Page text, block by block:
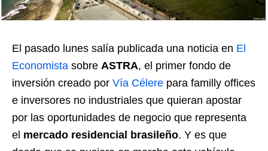
El pasado lunes salía publicada una noticia en El
Economista sobre ASTRA, el primer fondo de
inversión creado por Vía Célere para familly offices
e inversores no industriales que quieran apostar
por las oportunidades de negocio que representa
el mercado residencial brasileño. Y es que